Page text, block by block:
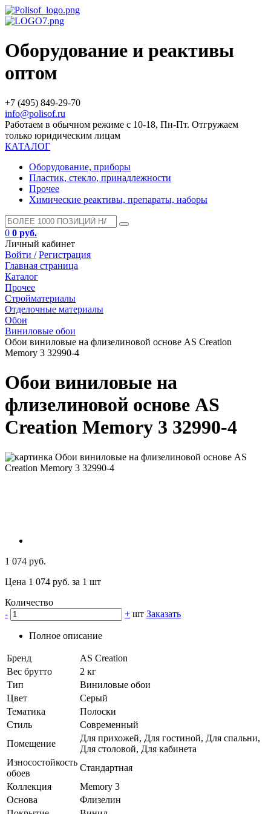
Оборудование и реактивы
оптом
+7 (495) 849-29-70
info@polisof.ru
Работаем в обычном режиме с 10-18, Пн-Пт. Отгружаем
только юридическим лицам
КАТАЛОГ
Оборудование, приборы
Пластик, стекло, принадлежности
Прочее
Химические реактивы, препараты, наборы
0 0 руб.
Личный кабинет
Войти / Регистрация
Главная страница
Каталог
Прочее
Стройматериалы
Отделочные материалы
Обои
Виниловые обои
Обои виниловые на флизелиновой основе AS Creation
Memory 3 32990-4
Обои виниловые на
флизелиновой основе AS
Creation Memory 3 32990-4
1 074 руб.
Цена 1 074 руб. за 1 шт
Количество
-
+ шт Заказать
Полное описание
Бренд
AS Creation
Вес брутто
2 кг
Тип
Виниловые обои
Цвет
Серый
Тематика
Полоски
Стиль
Современный
Помещение
Для прихожей, Для гостиной, Для спальни,
Для столовой, Для кабинета
Износостойкость
обоев
Стандартная
Коллекция
Memory 3
Основа
Флизелин